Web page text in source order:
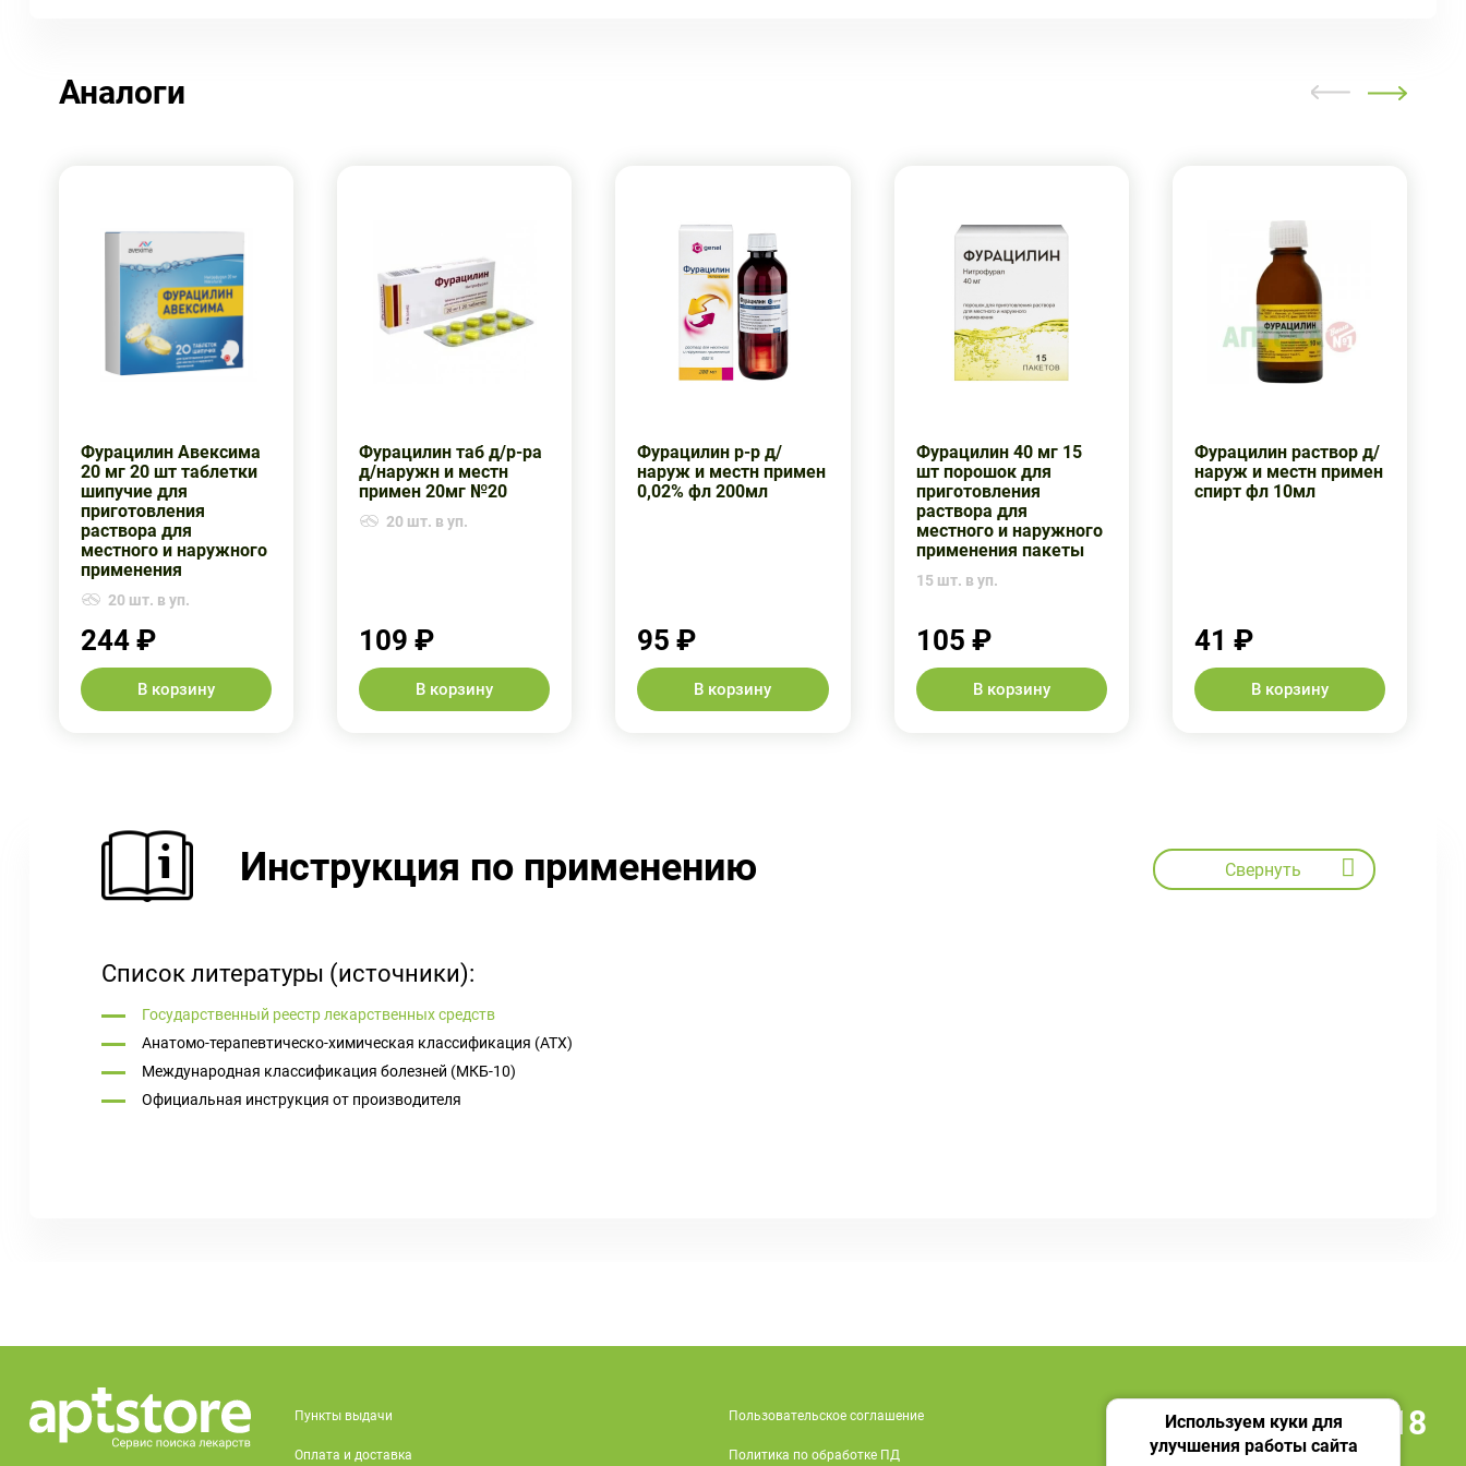
Аналоги
Фурацилин Авексима
20 мг 20 шт таблетки
шипучие для
приготовления
раствора для
местного и наружного
применения
20 шт. в уп.
244 ₽
В корзину
Фурацилин таб д/р-ра
д/наружн и местн
примен 20мг №20
20 шт. в уп.
109 ₽
В корзину
Фурацилин р-р д/
наруж и местн примен
0,02% фл 200мл
95 ₽
В корзину
Фурацилин 40 мг 15
шт порошок для
приготовления
раствора для
местного и наружного
применения пакеты
15 шт. в уп.
105 ₽
В корзину
Фурацилин раствор д/
наруж и местн примен
спирт фл 10мл
41 ₽
В корзину
Инструкция по применению Свернуть
Список литературы (источники):
Государственный реестр лекарственных средств
Анатомо-терапевтическо-химическая классификация (ATX)
Международная классификация болезней (МКБ-10)
Официальная инструкция от производителя
Пункты выдачи
Оплата и доставка
Пользовательское соглашение
Политика по обработке ПД
+7 495 419 18 18
Используем куки для
улучшения работы сайта